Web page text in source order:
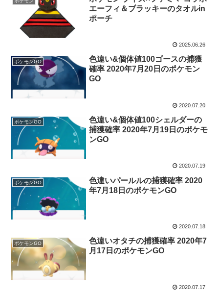
エーフィ＆ブラッキーのタオルin
ポーチ
2025.06.26
ポケモンGO
色違い&個体値100ゴースの捕獲
確率 2020年7月20日のポケモン
GO
2020.07.20
ポケモンGO
色違い&個体値100シェルダーの
捕獲確率 2020年7月19日のポケモ
ンGO
2020.07.19
ポケモンGO
色違いパールルの捕獲確率 2020
年7月18日のポケモンGO
2020.07.18
ポケモンGO
色違いオタチの捕獲確率 2020年7
月17日のポケモンGO
2020.07.17